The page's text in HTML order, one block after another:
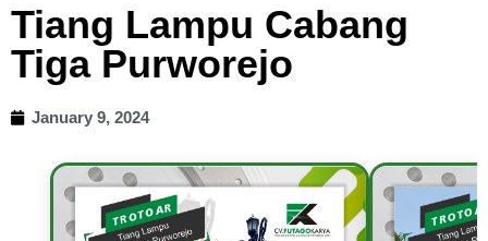
Tiang Lampu Cabang
Tiga Purworejo
January 9, 2024